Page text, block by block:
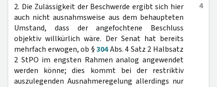
4
2. Die Zulässigkeit der Beschwerde ergibt sich hier
auch nicht ausnahmsweise aus dem behaupteten
Umstand, dass der angefochtene Beschluss
objektiv willkürlich wäre. Der Senat hat bereits
mehrfach erwogen, ob §304Abs. 4 Satz 2 Halbsatz
2 StPO im engsten Rahmen analog angewendet
werden könne; dies kommt bei der restriktiv
auszulegenden Ausnahmeregelung allerdings nur